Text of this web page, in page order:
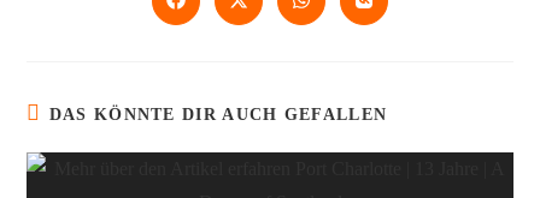
DAS KÖNNTE DIR AUCH GEFALLEN